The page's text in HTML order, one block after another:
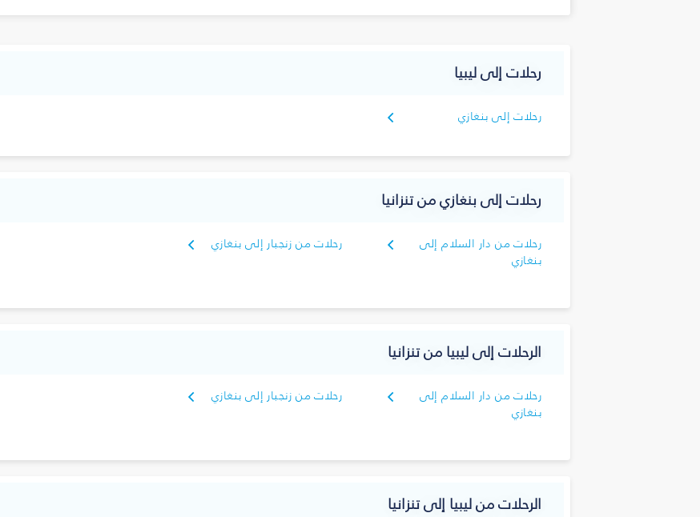
رحلات إلى ليبيا
رحلات إلى بنغازي
رحلات إلى بنغازي من تنزانيا
رحلات من دار السلام إلى
بنغازي
رحلات من زنجبار إلى بنغازي
الرحلات إلى ليبيا من تنزانيا
رحلات من دار السلام إلى
بنغازي
رحلات من زنجبار إلى بنغازي
الرحلات من ليبيا إلى تنزانيا